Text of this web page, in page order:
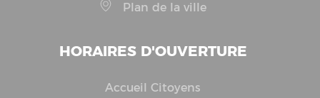
Plan de la ville
HORAIRES D'OUVERTURE
Accueil Citoyens